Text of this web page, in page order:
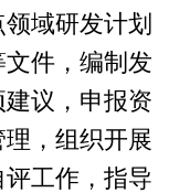
域研发计划
件，编制发
议，申报资
，组织开展
工作，指导